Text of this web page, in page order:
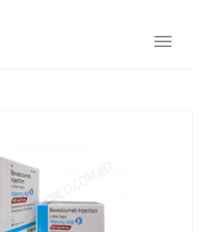
Toggle